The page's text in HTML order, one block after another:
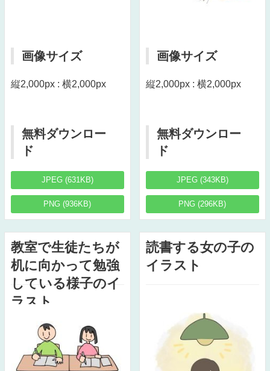
画像サイズ
縦2,000px : 横2,000px
無料ダウンロー
ド
JPEG (631KB)
PNG (936KB)
画像サイズ
縦2,000px : 横2,000px
無料ダウンロー
ド
JPEG (343KB)
PNG (296KB)
教室で生徒たちが
机に向かって勉強
している様子のイ
ラスト
読書する女の子の
イラスト